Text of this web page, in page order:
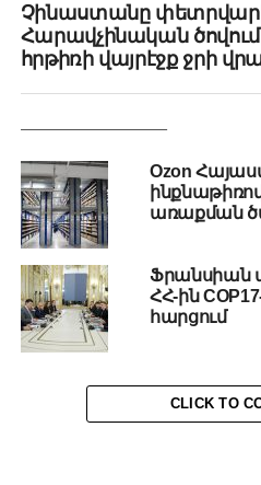
Չինաստանը փետրվարի
Հարավչինական
հրթիռի վայրէջք ջրի
Ozon
առաքման
Ֆրանսիան
ՀՀ-ին
հարցում
CLICK TO